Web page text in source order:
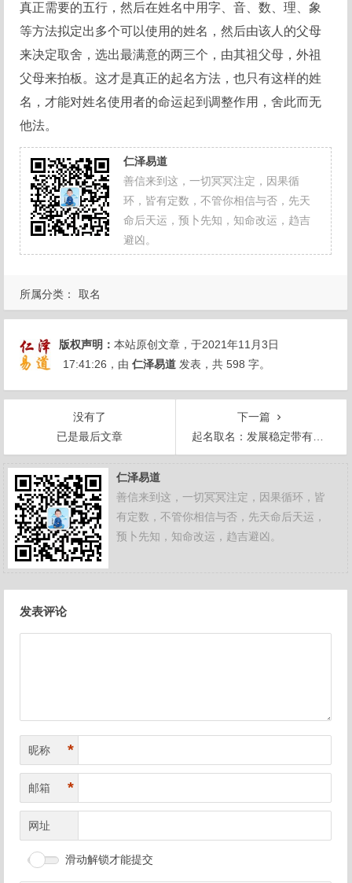
真正需要的五行，然后在姓名中用字、音、数、理、象
等方法拟定出多个可以使用的姓名，然后由该人的父母
来决定取舍，选出最满意的两三个，由其祖父母，外祖
父母来拍板。这才是真正的起名方法，也只有这样的姓
名，才能对姓名使用者的命运起到调整作用，舍此而无
他法。
仁泽易道
善信来到这，一切冥冥注定，因果循
环，皆有定数，不管你相信与否，先天
命后天运，预卜先知，知命改运，趋吉
避凶。
所属分类： 取名
版权声明：本站原创文章，于2021年11月3日
17:41:26 ，由仁泽易道 发表，共 598 字。
没有了
已是最后文章
下一篇
起名取名：发展稳定带有旺字的公司名字
仁泽易道
善信来到这，一切冥冥注定，因果循环，皆
有定数，不管你相信与否，先天命后天运，
预卜先知，知命改运，趋吉避凶。
发表评论
昵称 *
邮箱 *
网址
滑动解锁才能提交